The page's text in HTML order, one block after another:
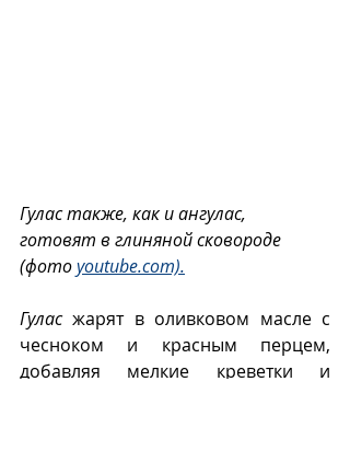
Гулас также, как и ангулас,
готовят в глиняной сковороде
(фото youtube.com).
Гулас жарят в оливковом масле с
чесноком и красным перцем,
добавляя мелкие креветки и